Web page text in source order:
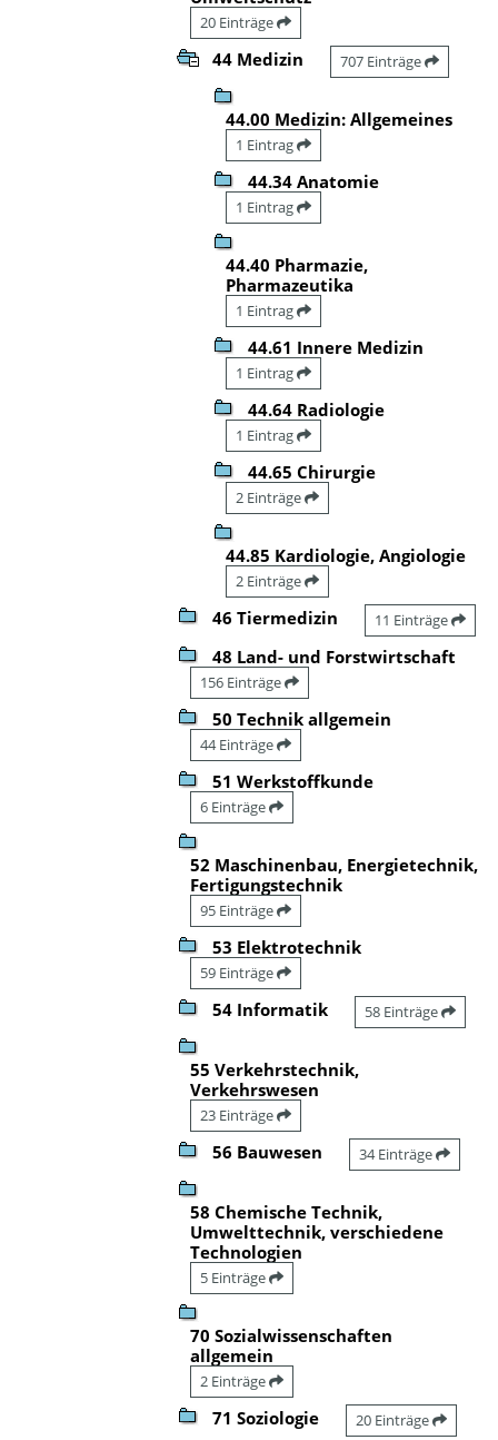
20 Einträge
44 Medizin 707 Einträge
44.00 Medizin: Allgemeines
1 Eintrag
44.34 Anatomie
1 Eintrag
44.40 Pharmazie,
Pharmazeutika
1 Eintrag
44.61 Innere Medizin
1 Eintrag
44.64 Radiologie
1 Eintrag
44.65 Chirurgie
2 Einträge
44.85 Kardiologie, Angiologie
2 Einträge
46 Tiermedizin 11 Einträge
48 Land- und Forstwirtschaft
156 Einträge
50 Technik allgemein
44 Einträge
51 Werkstoffkunde
6 Einträge
52 Maschinenbau, Energietechnik,
Fertigungstechnik
95 Einträge
53 Elektrotechnik
59 Einträge
54 Informatik 58 Einträge
55 Verkehrstechnik,
Verkehrswesen
23 Einträge
56 Bauwesen 34 Einträge
58 Chemische Technik,
Umwelttechnik, verschiedene
Technologien
5 Einträge
70 Sozialwissenschaften
allgemein
2 Einträge
71 Soziologie 20 Einträge